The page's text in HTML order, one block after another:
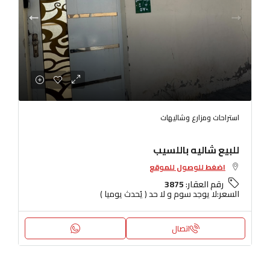
استراحات ومزارع وشاليهات
للبيع شاليه باللسيب
اضغط للوصول للموقع
رقم العقار:3875
السعر:لا يوجد سوم و لا حد ( يُحدث يوميا )
اتصال